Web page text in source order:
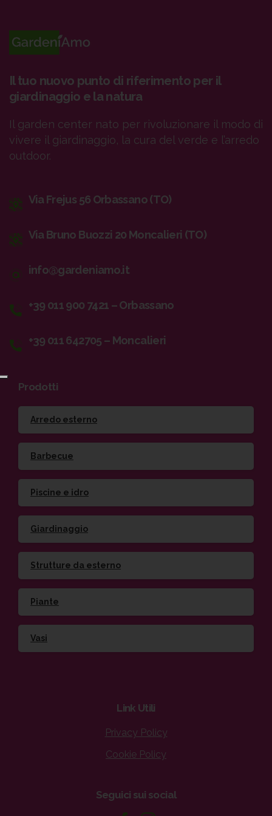
Il tuo nuovo punto di riferimento per il
giardinaggio e la natura
Il garden center nato per rivoluzionare il modo di
vivere il giardinaggio, la cura del verde e l’arredo
outdoor.
Via Frejus 56 Orbassano (TO)
Via Bruno Buozzi 20 Moncalieri (TO)
info@gardeniamo.it
+39 011 900 7421 – Orbassano
+39 011 642705 – Moncalieri
Prodotti
Arredo esterno
Barbecue
Piscine e idro
Giardinaggio
Strutture da esterno
Piante
Vasi
Link Utili
Privacy Policy
Cookie Policy
Seguici sui social